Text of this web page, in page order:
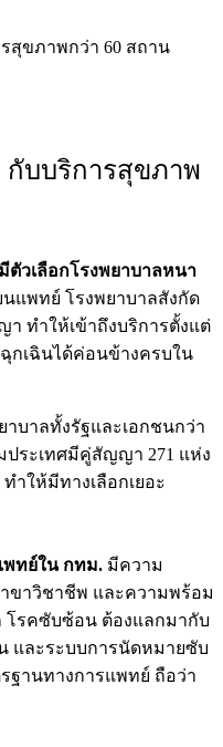
กับบริการสุขภาพ
มีตัวเลือกโรงพยาบาลหนา
นแพทย์ โรงพยาบาลสังกัด
ทำให้เข้าถึงบริการตั้งแต่
กเฉินได้ค่อนข้างครบใน
บาลทั้งรัฐและเอกชนกว่า
ประเทศมีคู่สัญญา 271 แห่ง
ำให้มีทางเลือกเยอะ
พทย์ใน กทม. มีความ
ขาวิชาชีพ และความพร้อม
โรคซับซ้อน ต้องแลกมากับ
และระบบการนัดหมายซับ
ฐานทางการแพทย์ ถือว่า